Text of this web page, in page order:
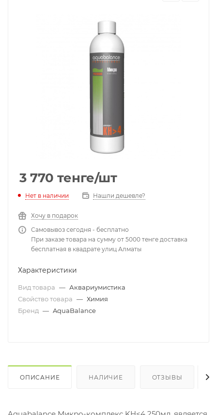
3 770 тенге/шт
Нет в наличии Нашли дешевле?
Хочу в подарок
Самовывоз сегодня - бесплатно
При заказе товара на сумму от 5000 тенге доставка
бесплатная в квадрате улиц Алматы
Характеристики
Вид товара — Аквариумистика
Свойство товара — Химия
Бренд — AquaBalance
ОПИСАНИЕ НАЛИЧИЕ ОТЗЫВЫ